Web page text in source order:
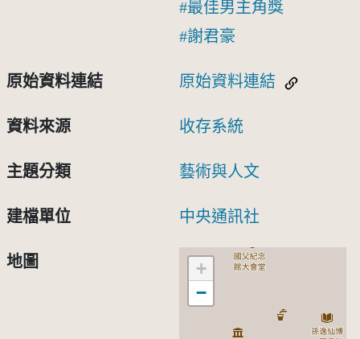
最佳男主角獎
謝君豪
原始資料連結 原始資料連結
資料來源 收存系統
主題分類 藝術與人文
建檔單位 中央通訊社
地圖
+
−